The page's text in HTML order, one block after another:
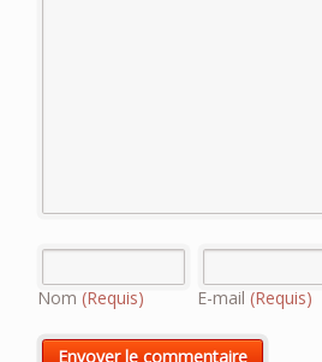
Nom (Requis) E-mail(Requis)